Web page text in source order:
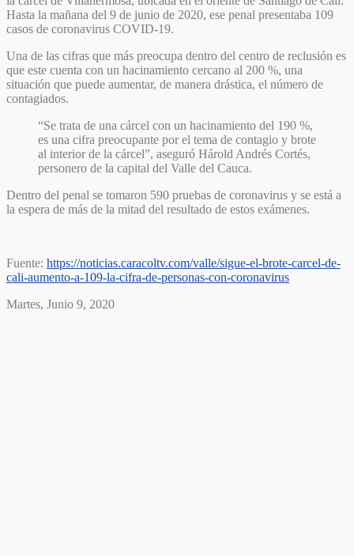
Hasta la mañana del 9 de junio de 2020, ese penal presentaba 109
casos de coronavirus COVID-19.
Una de las cifras que más preocupa dentro del centro de reclusión es
que este cuenta con un hacinamiento cercano al 200 %, una
situación que puede aumentar, de manera drástica, el número de
contagiados.
“Se trata de una cárcel con un hacinamiento del 190 %,
es una cifra preocupante por el tema de contagio y brote
al interior de la cárcel”, aseguró Hárold Andrés Cortés,
personero de la capital del Valle del Cauca.
Dentro del penal se tomaron 590 pruebas de coronavirus y se está a
la espera de más de la mitad del resultado de estos exámenes.
Fuente: https://noticias.caracoltv.com/valle/sigue-el-brote-carcel-de-
cali-aumento-a-109-la-cifra-de-personas-con-coronavirus
Martes, Junio 9, 2020